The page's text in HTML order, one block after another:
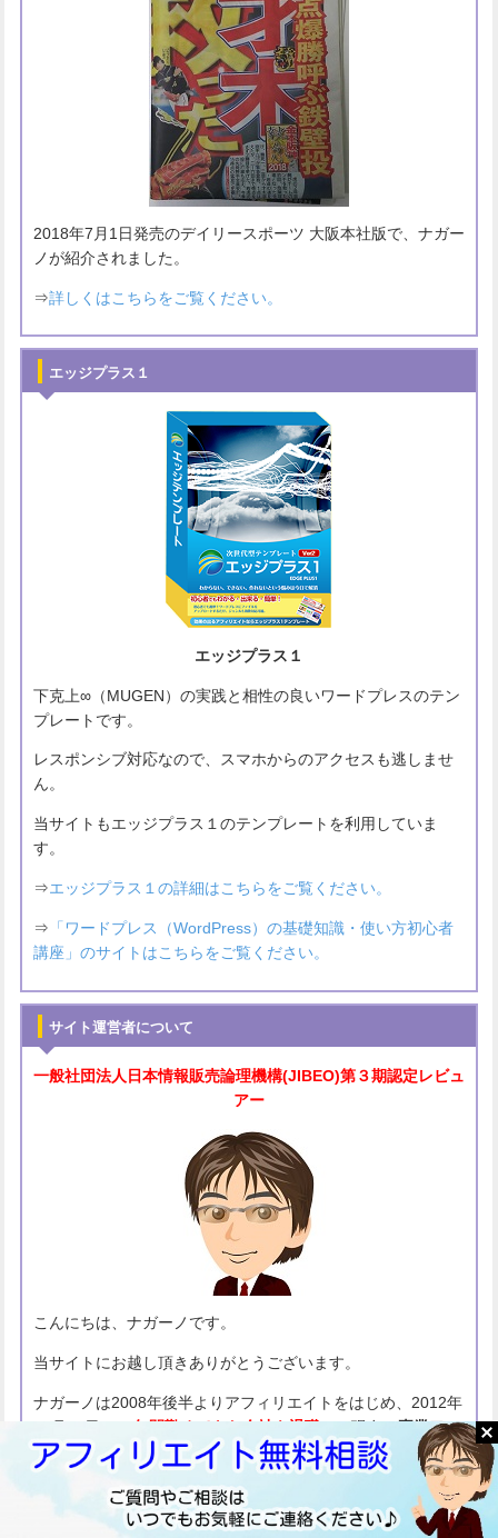
2018年7月1日発売のデイリースポーツ 大阪本社版で、ナガー
ノが紹介されました。
⇒詳しくはこちらをご覧ください。
エッジプラス１
エッジプラス１
下克上∞（MUGEN）の実践と相性の良いワードプレスのテン
プレートです。
レスポンシブ対応なので、スマホからのアクセスも逃しませ
ん。
当サイトもエッジプラス１のテンプレートを利用していま
す。
⇒エッジプラス１の詳細はこちらをご覧ください。
⇒ 「ワードプレス（WordPress）の基礎知識・使い方初心者
講座」のサイトはこちらをご覧ください。
サイト運営者について
一般社団法人 日本情報販売論理機構(JIBEO)第３期認定レビュ
アー
こんにちは、ナガーノです。
当サイトにお越し頂きありがとうございます。
ナガーノは2008年後半よりアフィリエイトをはじめ、2012年
12月31日、
14年間勤めてきた会社を退職し、現在は専業アフ
ィリエイター
として活動しています。
ナガーノの詳しいプロフィールはこちらをご覧ください。
当サイトではトレンドアフィリエイトの基礎知識と、トレン